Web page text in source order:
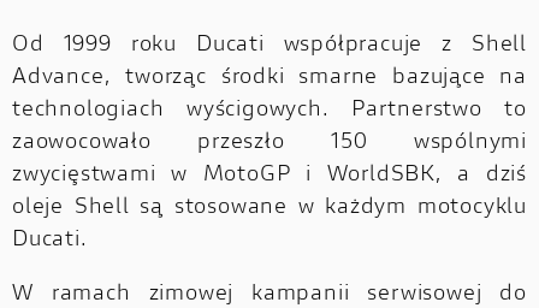
Od 1999 roku Ducati współpracuje z Shell
Advance, tworząc środki smarne bazujące na
technologiach wyścigowych. Partnerstwo to
zaowocowało przeszło 150 wspólnymi
zwycięstwami w MotoGP i WorldSBK, a dziś
oleje Shell są stosowane w każdym motocyklu
Ducati.
W ramach zimowej kampanii serwisowej do